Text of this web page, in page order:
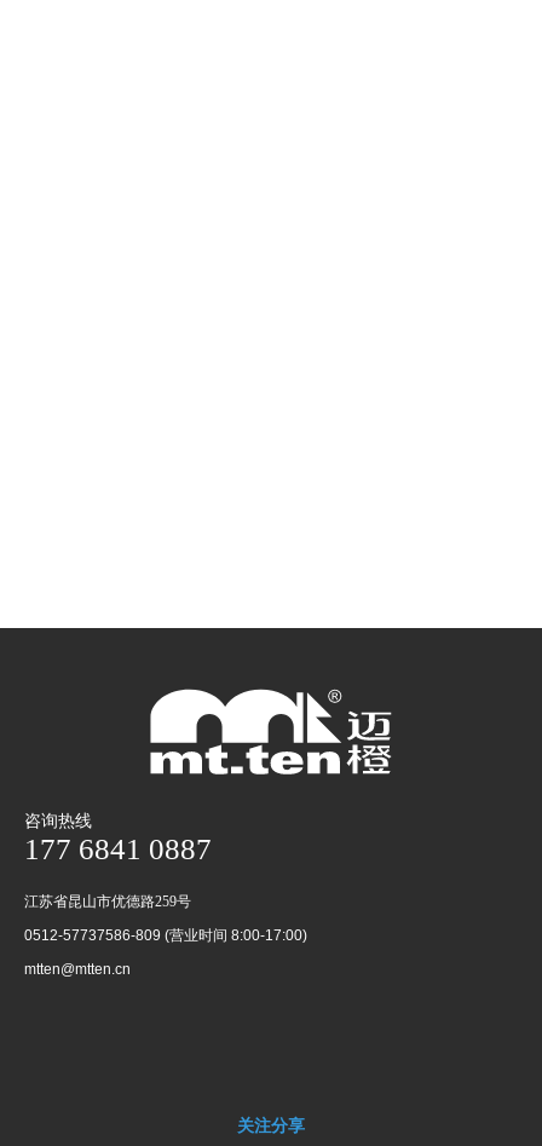
咨询热线
177 6841 0887
江苏省昆山市优德路259号
0512-57737586-809 (营业时间 8:00-17:00)
mtten@mtten.cn
关注分享